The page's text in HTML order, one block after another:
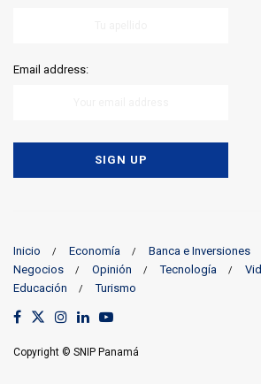
Email address:
Inicio Economía Banca e Inversiones
Negocios
Opinión Tecnología
Educación
Turismo
Copyright © SNIP Panamá